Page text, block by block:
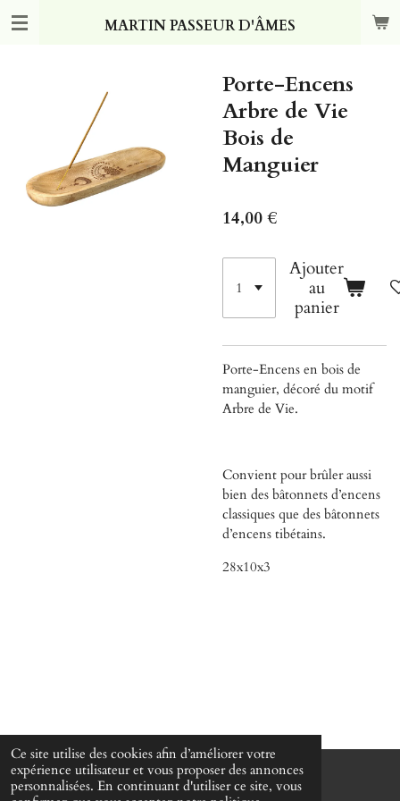
Ce site utilise des cookies afin d’améliorer votre
expérience utilisateur et vous proposer des annonces
personnalisées. En continuant d'utiliser ce site, vous
Passer
MARTIN PASSEUR D'ÂMES
Porte-Encens
Arbre de Vie
Bois de
Manguier
14,00 €
Ajouter
au
panier
Porte-Encens en bois de
manguier, décoré du motif
Arbre de Vie.
Convient pour brûler aussi
bien des bâtonnets d’encens
classiques que des bâtonnets
d’encens tibétains.
28x10x3
© 2022 - 2026 Martin Passeur d'âmes